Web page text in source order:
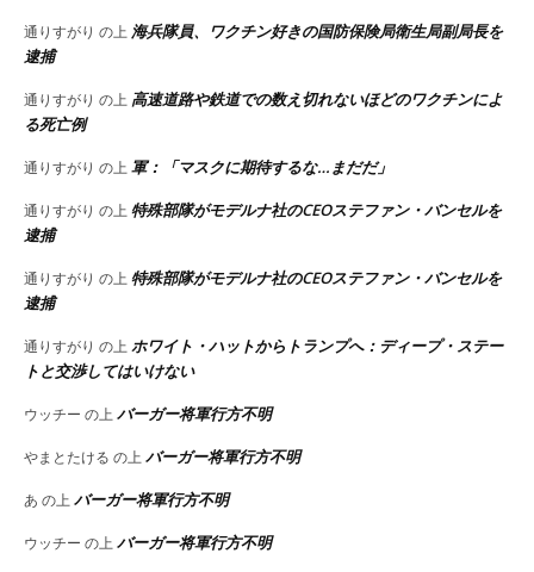
通りすがり の上 海兵隊員、ワクチン好きの国防保険局衛生局副局長を
逮捕
通りすがり の上 高速道路や鉄道での数え切れないほどのワクチンによ
る死亡例
通りすがり の上 軍：「マスクに期待するな…まだだ」
通りすがり の上 特殊部隊がモデルナ社のCEOステファン・バンセルを
逮捕
通りすがり の上 特殊部隊がモデルナ社のCEOステファン・バンセルを
逮捕
通りすがり の上 ホワイト・ハットからトランプへ：ディープ・ステー
トと交渉してはいけない
ウッチー の上 バーガー将軍行方不明
やまとたける の上 バーガー将軍行方不明
あ の上 バーガー将軍行方不明
ウッチー の上 バーガー将軍行方不明